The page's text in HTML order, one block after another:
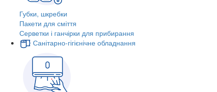
Губки, шкребки
Пакети для сміття
Серветки і ганчірки для прибирання
Санітарно-гігієнічне обладнання